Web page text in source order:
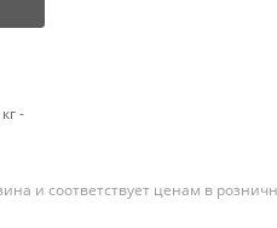
-
и соответствует ценам в